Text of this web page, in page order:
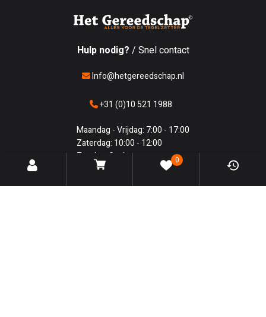
0
Hulp nodig? / Snel contact
Info@hetgereedschap.nl
+31 (0)10 521 1988
Maandag - Vrijdag: 7:00 - 17:00
Zaterdag: 10:00 - 12:00
Zondag: Gesloten